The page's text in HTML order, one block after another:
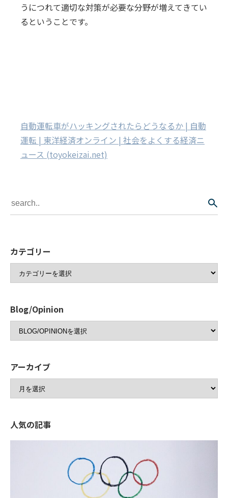
うにつれて適切な対策が必要な分野が増えてきてい
るということです。
自動運転車がハッキングされたらどうなるか | 自動
運転 | 東洋経済オンライン | 社会をよくする経済ニ
ュース (toyokeizai.net)
カテゴリー
Blog/Opinion
アーカイブ
人気の記事